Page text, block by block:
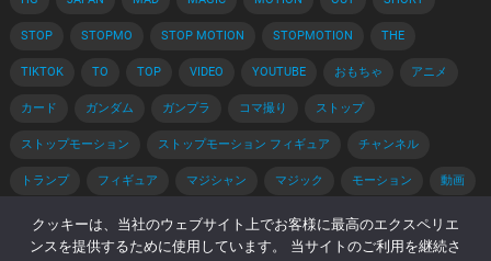
STOP STOPMO STOP MOTION STOPMOTION THE
TIKTOK TO TOP VIDEO YOUTUBE おもちゃ アニメ
カード ガンダム ガンプラ コマ撮り ストップ
ストップモーション ストップモーション フィギュア チャンネル
トランプ フィギュア マジシャン マジック モーション 動画
手品 手品 種明かし 種明かし 簡単 解説
クッキーは、当社のウェブサイト上でお客様に最高のエクスペリエ
ンスを提供するために使用しています。 当サイトのご利用を継続さ